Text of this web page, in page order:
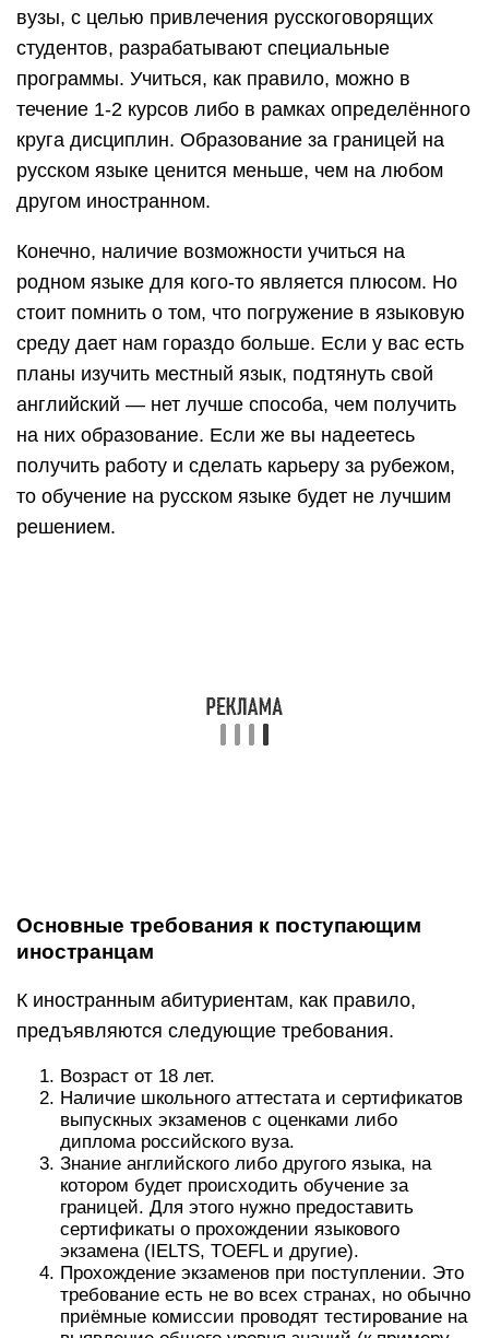
вузы, с целью привлечения русскоговорящих
студентов, разрабатывают специальные
программы. Учиться, как правило, можно в
течение 1-2 курсов либо в рамках определённого
круга дисциплин. Образование за границей на
русском языке ценится меньше, чем на любом
другом иностранном.
Конечно, наличие возможности учиться на
родном языке для кого-то является плюсом. Но
стоит помнить о том, что погружение в языковую
среду дает нам гораздо больше. Если у вас есть
планы изучить местный язык, подтянуть свой
английский — нет лучше способа, чем получить
на них образование. Если же вы надеетесь
получить работу и сделать карьеру за рубежом,
то обучение на русском языке будет не лучшим
решением.
Основные требования к поступающим
иностранцам
К иностранным абитуриентам, как правило,
предъявляются следующие требования.
Возраст от 18 лет.
Наличие школьного аттестата и сертификатов
выпускных экзаменов с оценками либо
диплома российского вуза.
Знание английского либо другого языка, на
котором будет происходить обучение за
границей. Для этого нужно предоставить
сертификаты о прохождении языкового
экзамена (IELTS, TOEFL и другие).
Прохождение экзаменов при поступлении. Это
требование есть не во всех странах, но обычно
приёмные комиссии проводят тестирование на